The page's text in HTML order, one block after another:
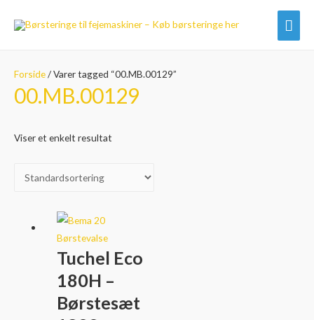
Forside/ Varer tagged “00.MB.00129”
00.MB.00129
Viser et enkelt resultat
Tuchel Eco
180H –
Børstesæt